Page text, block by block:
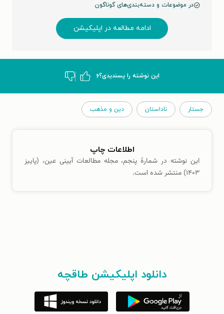
در موضوعات و دسته‌بندی‌های گوناگون
ادامه مطالعه در اپلیکیشن
این نوشته‌ را پسندیدی؟۶
جستار ناداستان دین و مذهب
اطلاعات چاپ
این نوشته در شمارهٔ پنجم، مجله مطالعات آیینی عین، (پاییز
۱۴۰۳) منتشر شده است.
دانلود اپلیکیشن طاقچه